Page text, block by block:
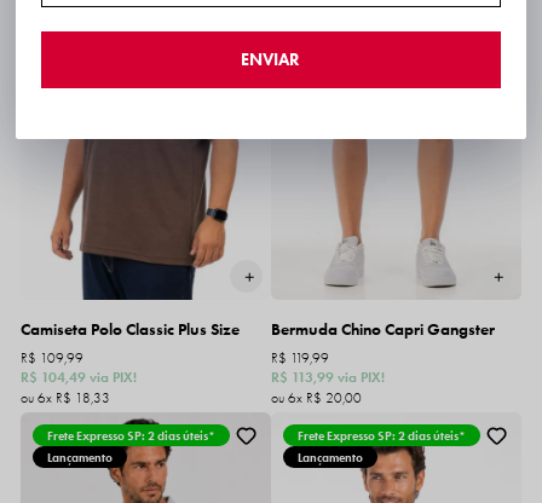
Camiseta Polo Classic Plus Size
R$ 104,49 via PIX!
R$ 109,99
6x R$ 18,33
Bermuda Chino Capri Gangster
R$ 113,99 via PIX!
R$ 119,99
6x R$ 20,00
Frete Expresso SP: 2 dias úteis*
Lançamento
Frete Expresso SP: 2 dias úteis*
Lançamento
ENVIAR